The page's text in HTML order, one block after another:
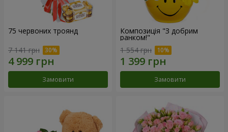
75 червоних троянд
7 141 грн
Замовити
Композиція "З добрим
ранком!"
1 554 грн
Замовити